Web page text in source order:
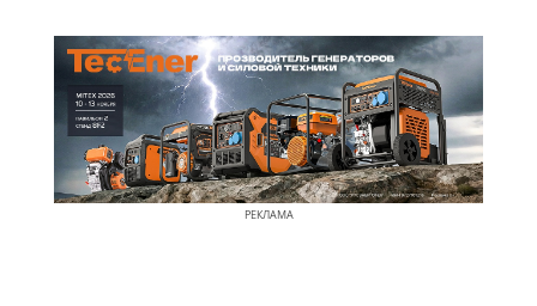
РЕКЛАМА